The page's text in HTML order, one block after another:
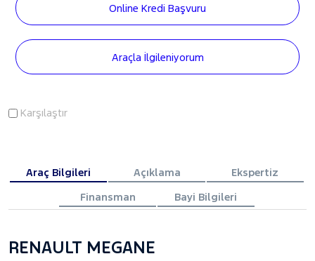
Online Kredi Başvuru
Araçla İlgileniyorum
Karşılaştır
Araç Bilgileri Açıklama
Ekspertiz
Finansman
Bayi Bilgileri
RENAULT MEGANE